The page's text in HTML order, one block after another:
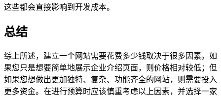
这些都会直接影响到开发成本。
总结
综上所述，建立一个网站需要花费多少钱取决于很多因素。如
果您只是想要简单地展示企业介绍页面，则价格相对较低；但
如果您想做出更加独特、复杂、功能齐全的网站，则需要投入
更多资金。在进行预算时应该慎重考虑以上因素，并选择一家